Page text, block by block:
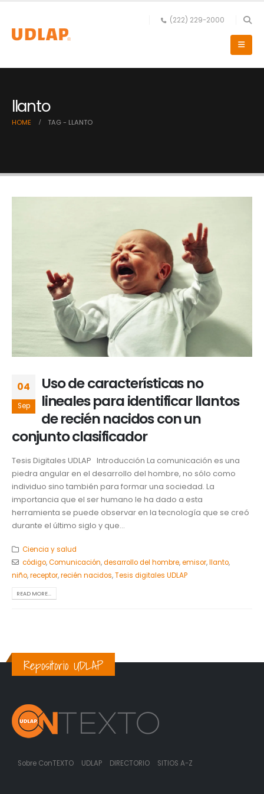
(222) 229-2000
llanto
HOME TAG - LLANTO
04
Sep
Uso de características no
lineales para identificar llantos
de recién nacidos con un
conjunto clasificador
Tesis Digitales UDLAP Introducción La comunicación es una
piedra angular en el desarrollo del hombre, no sólo como
individuo sino también para formar una sociedad. La
importancia que el ser humano le ha dado a esta
herramienta se puede observar en la tecnología que se creó
durante el último siglo y que...
Ciencia y salud
código,Comunicación,desarrollo del hombre,emisor,llanto,
niño,receptor,recién nacidos,Tesis digitales UDLAP
READ MORE...
Repositorio UDLAP
Sobre ConTEXTO UDLAP DIRECTORIO SITIOS A-Z